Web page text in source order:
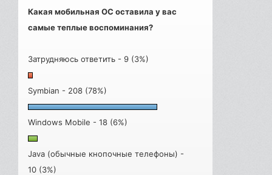
Какая мобильная ОС оставила у вас
самые теплые воспоминания?
Затрудняюсь ответить - 9 (3%)
Symbian - 208 (78%)
Windows Mobile - 18 (6%)
Java (обычные кнопочные телефоны) -
10 (3%)